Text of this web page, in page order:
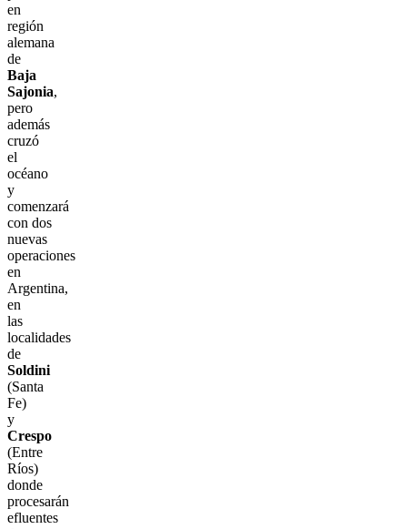
en
región
alemana
de
Baja
Sajonia,
pero
además
cruzó
el
océano
y
comenzará
con dos
nuevas
operaciones
en
Argentina,
en
las
localidades
de
Soldini
(Santa
Fe)
y
Crespo
(Entre
Ríos)
donde
procesarán
efluentes